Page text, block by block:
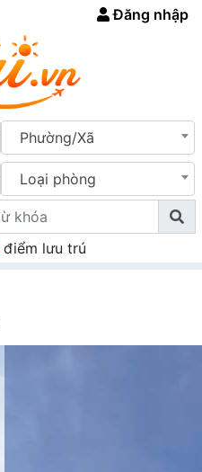
Đăng nhập
Phường/Xã
Loại phòng
điểm lưu trú